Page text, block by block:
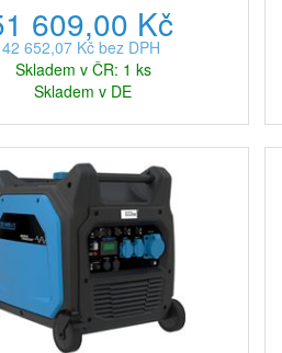
609,00 Kč
42 652,07 Kč bez DPH
Skladem v ČR: 1 ks
Skladem v DE